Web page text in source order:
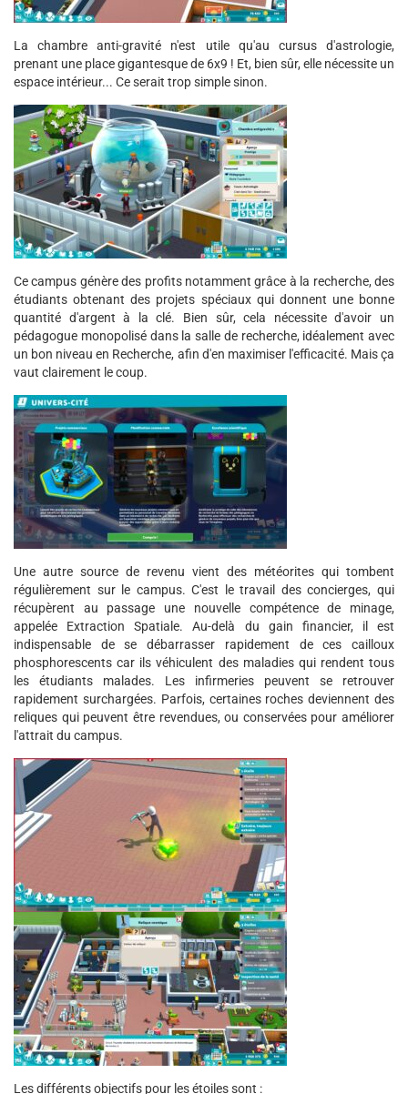
La chambre anti-gravité n'est utile qu'au cursus d'astrologie,
prenant une place gigantesque de 6x9 ! Et, bien sûr, elle nécessite un
espace intérieur... Ce serait trop simple sinon.
Ce campus génère des profits notamment grâce à la recherche, des
étudiants obtenant des projets spéciaux qui donnent une bonne
quantité d'argent à la clé. Bien sûr, cela nécessite d'avoir un
pédagogue monopolisé dans la salle de recherche, idéalement avec
un bon niveau en Recherche, afin d'en maximiser l'efficacité. Mais ça
vaut clairement le coup.
Une autre source de revenu vient des météorites qui tombent
régulièrement sur le campus. C'est le travail des concierges, qui
récupèrent au passage une nouvelle compétence de minage,
appelée Extraction Spatiale. Au-delà du gain financier, il est
indispensable de se débarrasser rapidement de ces cailloux
phosphorescents car ils véhiculent des maladies qui rendent tous
les étudiants malades. Les infirmeries peuvent se retrouver
rapidement surchargées. Parfois, certaines roches deviennent des
reliques qui peuvent être revendues, ou conservées pour améliorer
l'attrait du campus.
Les différents objectifs pour les étoiles sont :